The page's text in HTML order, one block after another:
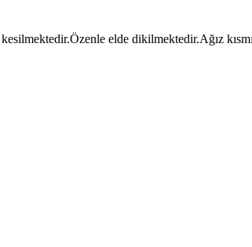
elde dikilmektedir.Ağız